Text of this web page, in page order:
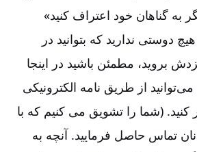
به گناهان خود اعتراف کنید»
اگر هیچ دوستی ندارید که بتوانید در
بروید، مطمئن باشید در اینجا
از طریق نامه الکترونیکی
کنید. (شما را تشویق می کنیم که با
تماس حاصل فرمایید. آنچه به